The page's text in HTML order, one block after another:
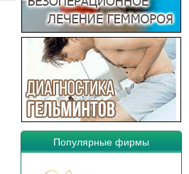
Популярные фирмы